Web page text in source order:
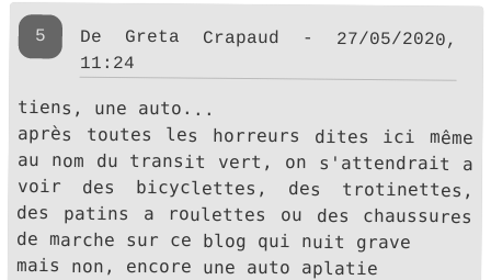
5 De Greta Crapaud - 27/05/2020,
11:24
tiens, une auto...
après toutes les horreurs dites ici même
au nom du transit vert, on s'attendrait a
voir des bicyclettes, des trotinettes,
des patins a roulettes ou des chaussures
de marche sur ce blog qui nuit grave
mais non, encore une auto aplatie